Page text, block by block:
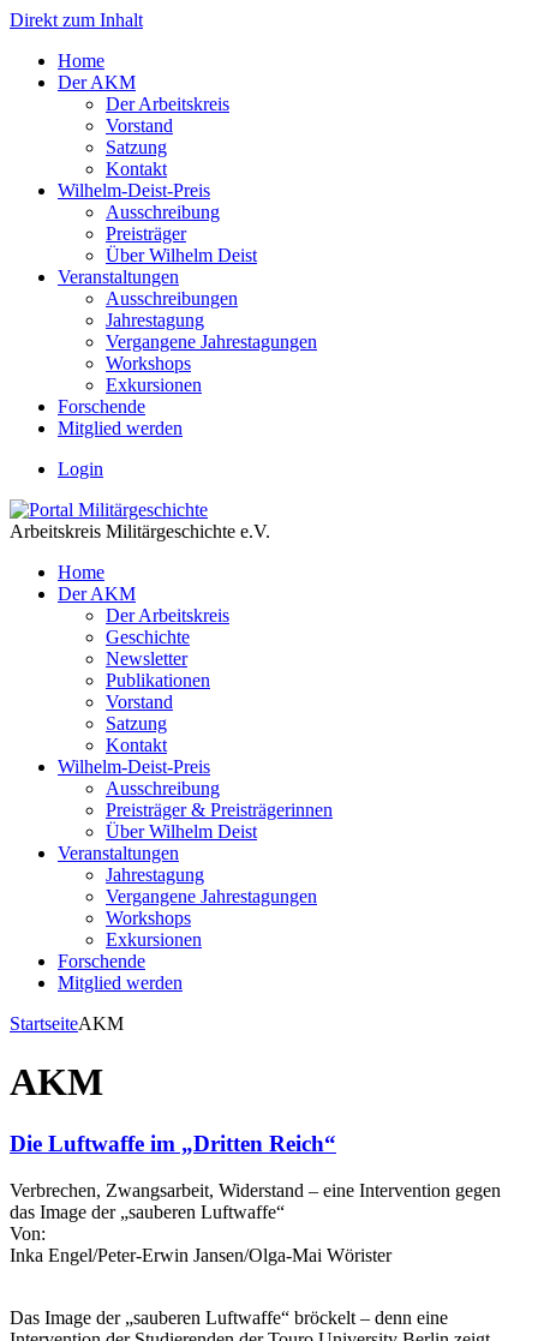
Direkt zum Inhalt
Home
Der AKM
Der Arbeitskreis
Vorstand
Satzung
Kontakt
Wilhelm-Deist-Preis
Ausschreibung
Preisträger
Über Wilhelm Deist
Veranstaltungen
Ausschreibungen
Jahrestagung
Vergangene Jahrestagungen
Workshops
Exkursionen
Forschende
Mitglied werden
Login
Arbeitskreis Militärgeschichte e.V.
Home
Der AKM
Der Arbeitskreis
Geschichte
Newsletter
Publikationen
Vorstand
Satzung
Kontakt
Wilhelm-Deist-Preis
Ausschreibung
Preisträger & Preisträgerinnen
Über Wilhelm Deist
Veranstaltungen
Jahrestagung
Vergangene Jahrestagungen
Workshops
Exkursionen
Forschende
Mitglied werden
StartseiteAKM
AKM
Die Luftwaffe im „Dritten Reich“
Verbrechen, Zwangsarbeit, Widerstand – eine Intervention gegen
das Image der „sauberen Luftwaffe“
Von:
Inka Engel/Peter-Erwin Jansen/Olga-Mai Wörister
Das Image der „sauberen Luftwaffe“ bröckelt – denn eine